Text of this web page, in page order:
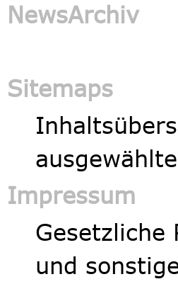
NewsArchiv
Sitemaps
Impressum
Gesetzliche
und